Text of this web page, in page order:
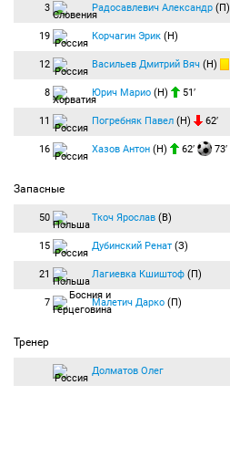
3 Радосавлевич Александр (П)
19 Корчагин Эрик (Н)
12 Васильев Дмитрий Вяч (Н)
8 Юрич Марио (Н) 51′
11 Погребняк Павел (Н) 62′
16 Хазов Антон (Н) 62′ 73′
Запасные
50 Ткоч Ярослав (В)
15 Дубинский Ренат (З)
21 Лагиевка Кшиштоф (П)
7 Малетич Дарко (П)
Тренер
Долматов Олег